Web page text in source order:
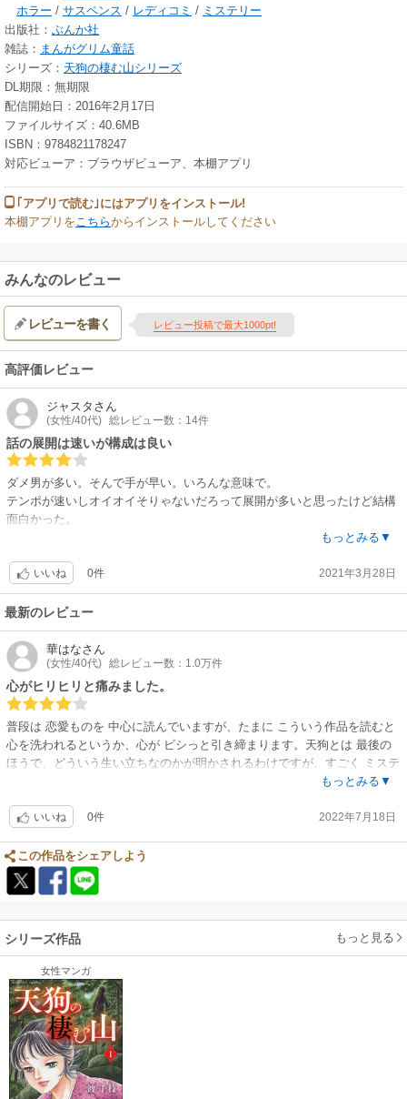
ホラー / サスペンス / レディコミ / ミステリー
出版社： ぶんか社
雑誌： まんがグリム童話
シリーズ： 天狗の棲む山シリーズ
DL期限：無期限
配信開始日：2016年2月17日
ファイルサイズ：40.6MB
ISBN：9784821178247
対応ビューア：ブラウザビューア、本棚アプリ
｢アプリで読む｣にはアプリをインストール!
本棚アプリを こちらからインストールしてください
みんなのレビュー
レビューを書く レビュー投稿で最大1000pt!
高評価レビュー
ジャスタ さん
(女性/40代) 総レビュー数：14件
話の展開は速いが構成は良い
ダメ男が多い。そんで手が早い。いろんな意味で。
テンポが速いしオイオイそりゃないだろって展開が多いと思ったけど結構
面白かった。
でもヒロインはいいひとばかりなのにあんまし幸せになってない気がした
もっとみる▼
いいね 0件 2021年3月28日
最新のレビュー
華はなさん
(女性/40代) 総レビュー数：1.0万件
心がヒリヒリと痛みました。
普段は 恋愛ものを 中心に読んでいますが、たまに こういう作品を読むと
心を洗われるというか、心が ビシっと引き締まります。天狗とは 最後の
ほうで、どういう生い立ちなのかが明かされるわけですが、すごく ミステ
リアスに描かれてあったので、ドキドキ スリル感が味わえました。この作
くって、憎悪や嫉妬の末に 命を奪われた者たち（この作品の中で）のレク
もっとみる▼
いいね 0件 2022年7月18日
この作品をシェアしよう
シリーズ作品 もっと見る
女性マンガ